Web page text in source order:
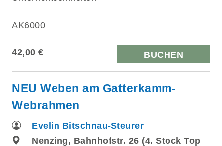
AK6000
42,00 € BUCHEN
NEU Weben am Gatterkamm-
Webrahmen
Evelin Bitschnau-Steurer
Nenzing, Bahnhofstr. 26 (4. Stock Top